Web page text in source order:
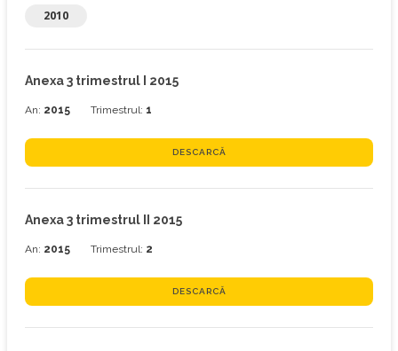
2010
Anexa 3 trimestrul I 2015
An: 2015 Trimestrul: 1
DESCARCĂ
Anexa 3 trimestrul II 2015
An: 2015 Trimestrul: 2
DESCARCĂ